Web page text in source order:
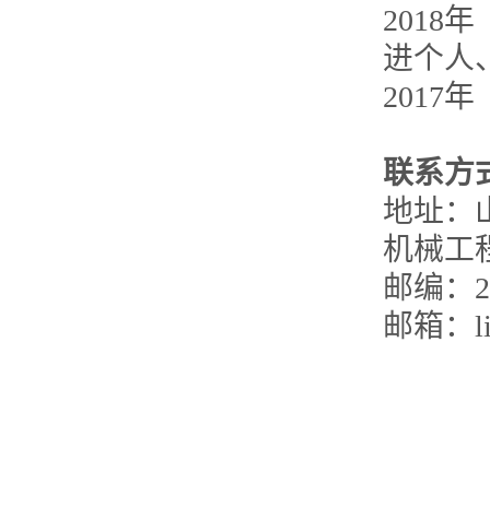
2018年
进个人
2017年
联系方
地址：
机械工
邮编：
邮箱：